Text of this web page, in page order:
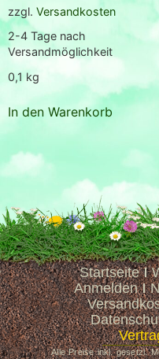
zzgl. Versandkosten
2-4 Tage nach
Versandmöglichkeit
0,1 kg
In den Warenkorb
Startseite
Anmelden
Alle Preise inkl. gesetzl.